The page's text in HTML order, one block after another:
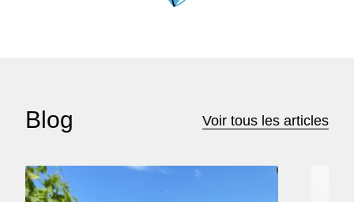
Blog Voir tous les articles